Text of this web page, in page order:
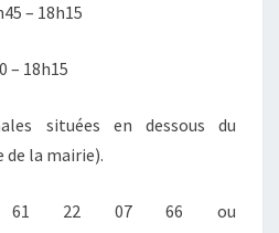
– 18h15
– 18h15
situées en dessous du
de la mairie).
61 22 07 66 ou